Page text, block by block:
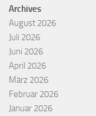
Archives
August 2026
Juli 2026
Juni 2026
April 2026
März 2026
Februar 2026
Januar 2026